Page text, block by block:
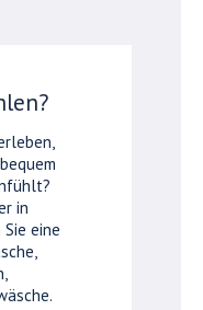
in
eine